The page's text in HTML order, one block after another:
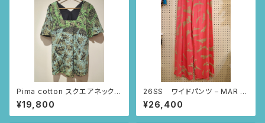
Pima cotton スクエアネックブ
ラウス (ブラック/レースとツタ
柄)
¥19,800
26SS ワイドパンツ – MAR B
UDDHA (ピンク/コンドル柄)
¥26,400